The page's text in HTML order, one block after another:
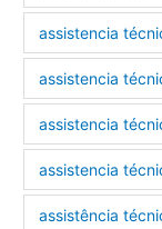
assistencia
assistencia
assistencia
assistencia
assistência